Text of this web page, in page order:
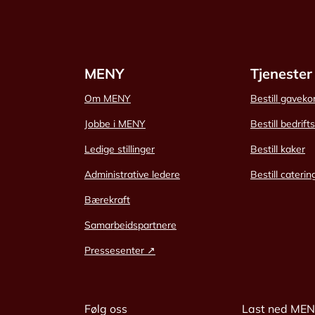
MENY
Om MENY
Jobbe i MENY
Ledige stillinger
Administrative ledere
Bærekraft
Samarbeidspartnere
Pressesenter ↗
Tjenester
Bestill
Bestill
Bestill kaker
Bestill
Følg oss Last ned